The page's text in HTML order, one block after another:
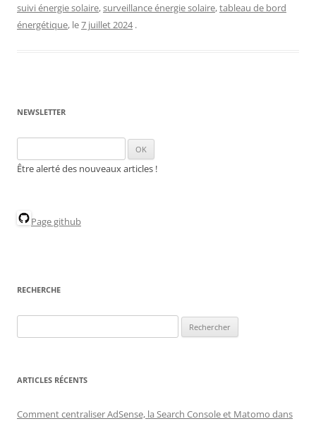
suivi énergie solaire,surveillance énergie solaire,tableau de bord
énergétique, le7 juillet 2024 .
NEWSLETTER
Être alerté des nouveaux articles !
Page github
RECHERCHE
ARTICLES RÉCENTS
Comment centraliser AdSense, la Search Console et Matomo dans